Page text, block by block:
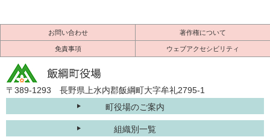
お問い合わせ 著作権について
免責事項 ウェブアクセシビリティ
〒389-1293 長野県上水内郡飯綱町大字牟礼2795-1
町役場のご案内
組織別一覧